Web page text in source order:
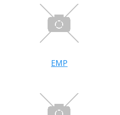
EMP